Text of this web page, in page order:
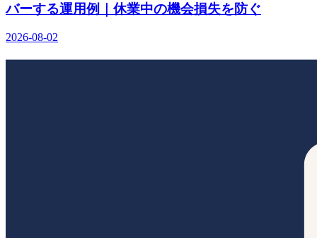
バーする運用例｜休業中の機会損失を防ぐ
2026-08-02